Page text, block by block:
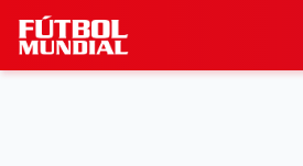
Skip to content